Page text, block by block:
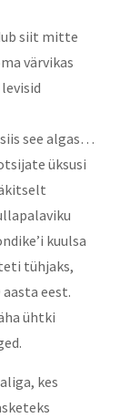
siit mitte
värvikas
see algas…
üksusi
kuulsa
tühjaks,
eest.
ühtki
kes